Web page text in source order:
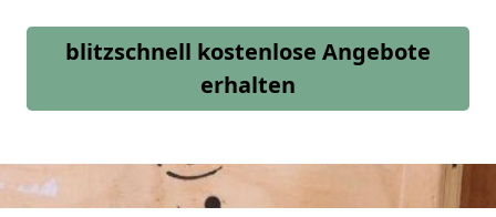
blitzschnell kostenlose Angebote
erhalten